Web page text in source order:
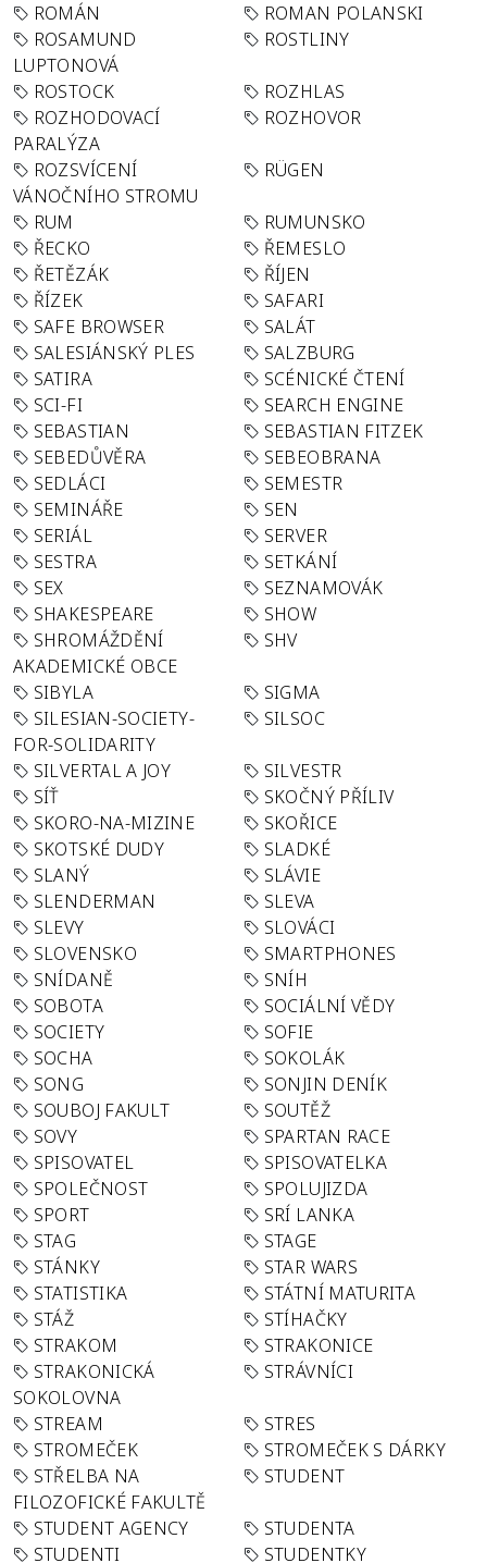
ROMÁN
ROMAN POLANSKI
ROSAMUND
LUPTONOVÁ
ROSTLINY
ROSTOCK
ROZHLAS
ROZHODOVACÍ
PARALÝZA
ROZHOVOR
ROZSVÍCENÍ
VÁNOČNÍHO STROMU
RÜGEN
RUM
RUMUNSKO
ŘECKO
ŘEMESLO
ŘETĚZÁK
ŘÍJEN
ŘÍZEK
SAFARI
SAFE BROWSER
SALÁT
SALESIÁNSKÝ PLES
SALZBURG
SATIRA
SCÉNICKÉ ČTENÍ
SCI-FI
SEARCH ENGINE
SEBASTIAN
SEBASTIAN FITZEK
SEBEDŮVĚRA
SEBEOBRANA
SEDLÁCI
SEMESTR
SEMINÁŘE
SEN
SERIÁL
SERVER
SESTRA
SETKÁNÍ
SEX
SEZNAMOVÁK
SHAKESPEARE
SHOW
SHROMÁŽDĚNÍ
AKADEMICKÉ OBCE
SHV
SIBYLA
SIGMA
SILESIAN-SOCIETY-
FOR-SOLIDARITY
SILSOC
SILVERTAL A JOY
SILVESTR
SÍŤ
SKOČNÝ PŘÍLIV
SKORO-NA-MIZINE
SKOŘICE
SKOTSKÉ DUDY
SLADKÉ
SLANÝ
SLÁVIE
SLENDERMAN
SLEVA
SLEVY
SLOVÁCI
SLOVENSKO
SMARTPHONES
SNÍDANĚ
SNÍH
SOBOTA
SOCIÁLNÍ VĚDY
SOCIETY
SOFIE
SOCHA
SOKOLÁK
SONG
SONJIN DENÍK
SOUBOJ FAKULT
SOUTĚŽ
SOVY
SPARTAN RACE
SPISOVATEL
SPISOVATELKA
SPOLEČNOST
SPOLUJIZDA
SPORT
SRÍ LANKA
STAG
STAGE
STÁNKY
STAR WARS
STATISTIKA
STÁTNÍ MATURITA
STÁŽ
STÍHAČKY
STRAKOM
STRAKONICE
STRAKONICKÁ
SOKOLOVNA
STRÁVNÍCI
STREAM
STRES
STROMEČEK
STROMEČEK S DÁRKY
STŘELBA NA
FILOZOFICKÉ FAKULTĚ
STUDENT
STUDENT AGENCY
STUDENTA
STUDENTI
STUDENTKY